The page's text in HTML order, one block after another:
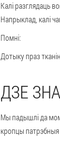
Калі разглядаць
Напрыклад, калі
Помні:
Дотыку праз
ДЗЕ
Мы падышлі да
кропцы патрэбныя